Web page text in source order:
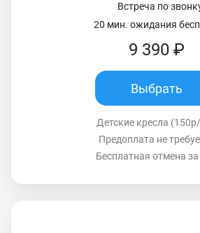
Встреча по
20 мин. ожидания
9 390 ₽
Выбрать
Детские кресла
Предоплата не
Бесплатная отмена